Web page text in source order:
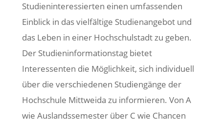
Studieninteressierten einen umfassenden
Einblick in das vielfältige Studienangebot und
das Leben in einer Hochschulstadt zu geben.
Der Studieninformationstag bietet
Interessenten die Möglichkeit, sich individuell
über die verschiedenen Studiengänge der
Hochschule Mittweida zu informieren. Von A
wie Auslandssemester über C wie Chancen